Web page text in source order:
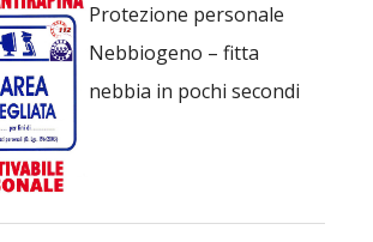
Protezione personale
Nebbiogeno – fitta
nebbia in pochi secondi